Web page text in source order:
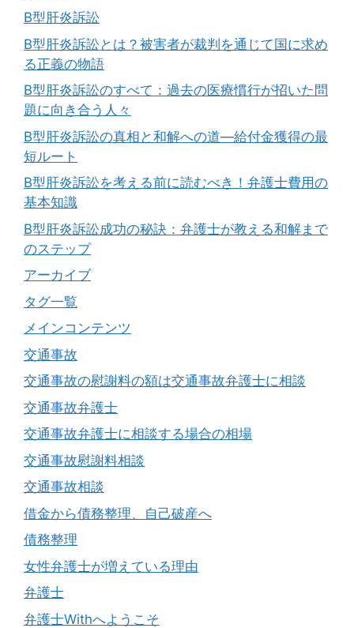
B型肝炎訴訟
B型肝炎訴訟とは？被害者が裁判を通じて国に求め
る正義の物語
B型肝炎訴訟のすべて：過去の医療慣行が招いた問
題に向き合う人々
B型肝炎訴訟の真相と和解への道―給付金獲得の最
短ルート
B型肝炎訴訟を考える前に読むべき！弁護士費用の
基本知識
B型肝炎訴訟成功の秘訣：弁護士が教える和解まで
のステップ
アーカイブ
タグ一覧
メインコンテンツ
交通事故
交通事故の慰謝料の額は交通事故弁護士に相談
交通事故弁護士
交通事故弁護士に相談する場合の相場
交通事故慰謝料相談
交通事故相談
借金から債務整理、自己破産へ
債務整理
女性弁護士が増えている理由
弁護士
弁護士Withへようこそ